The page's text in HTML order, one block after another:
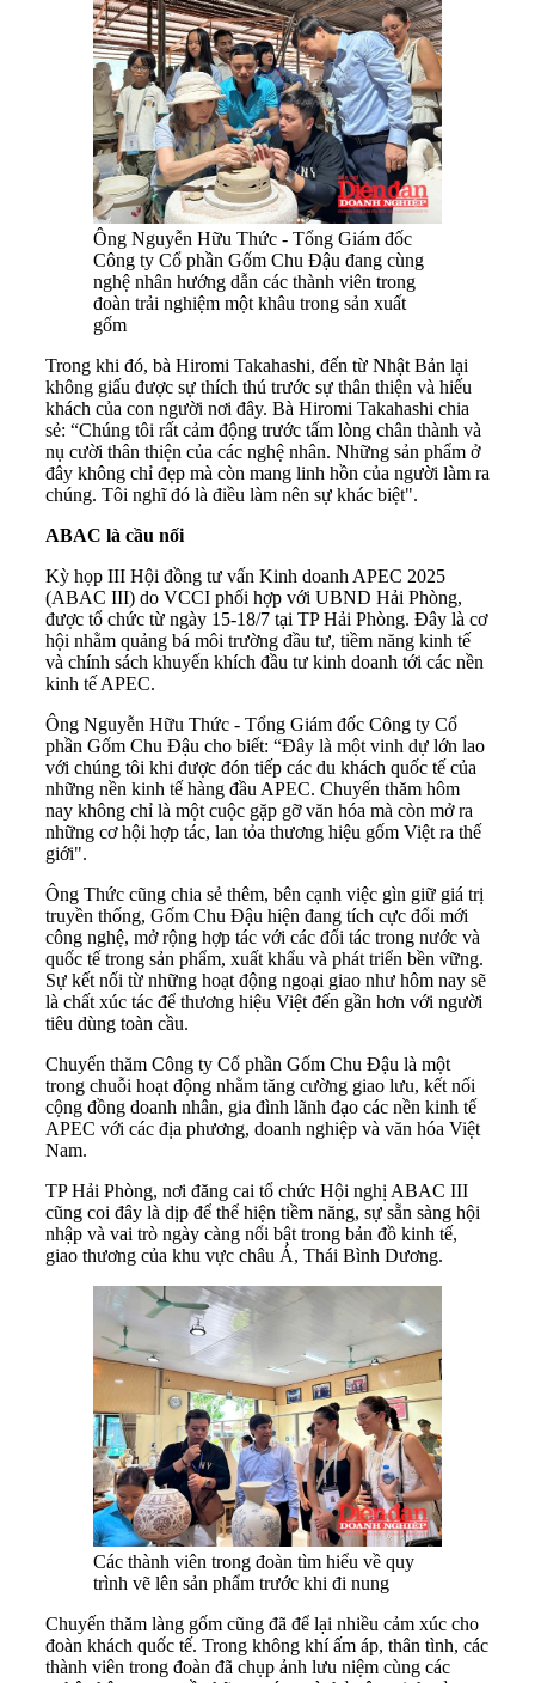
Ông Nguyễn Hữu Thức - Tổng Giám đốc
Công ty Cổ phần Gốm Chu Đậu đang cùng
nghệ nhân hướng dẫn các thành viên trong
đoàn trải nghiệm một khâu trong sản xuất
gốm
Trong khi đó, bà Hiromi Takahashi, đến từ Nhật Bản lại
không giấu được sự thích thú trước sự thân thiện và hiếu
khách của con người nơi đây. Bà Hiromi Takahashi chia
sẻ: “Chúng tôi rất cảm động trước tấm lòng chân thành và
nụ cười thân thiện của các nghệ nhân. Những sản phẩm ở
đây không chỉ đẹp mà còn mang linh hồn của người làm ra
chúng. Tôi nghĩ đó là điều làm nên sự khác biệt".
ABAC là cầu nối
Kỳ họp III Hội đồng tư vấn Kinh doanh APEC 2025
(ABAC III) do VCCI phối hợp với UBND Hải Phòng,
được tổ chức từ ngày 15-18/7 tại TP Hải Phòng. Đây là cơ
hội nhằm quảng bá môi trường đầu tư, tiềm năng kinh tế
và chính sách khuyến khích đầu tư kinh doanh tới các nền
kinh tế APEC.
Ông Nguyễn Hữu Thức - Tổng Giám đốc Công ty Cổ
phần Gốm Chu Đậu cho biết: “Đây là một vinh dự lớn lao
với chúng tôi khi được đón tiếp các du khách quốc tế của
những nền kinh tế hàng đầu APEC. Chuyến thăm hôm
nay không chỉ là một cuộc gặp gỡ văn hóa mà còn mở ra
những cơ hội hợp tác, lan tỏa thương hiệu gốm Việt ra thế
giới".
Ông Thức cũng chia sẻ thêm, bên cạnh việc gìn giữ giá trị
truyền thống, Gốm Chu Đậu hiện đang tích cực đổi mới
công nghệ, mở rộng hợp tác với các đối tác trong nước và
quốc tế trong sản phẩm, xuất khẩu và phát triển bền vững.
Sự kết nối từ những hoạt động ngoại giao như hôm nay sẽ
là chất xúc tác để thương hiệu Việt đến gần hơn với người
tiêu dùng toàn cầu.
Chuyến thăm Công ty Cổ phần Gốm Chu Đậu là một
trong chuỗi hoạt động nhằm tăng cường giao lưu, kết nối
cộng đồng doanh nhân, gia đình lãnh đạo các nền kinh tế
APEC với các địa phương, doanh nghiệp và văn hóa Việt
Nam.
TP Hải Phòng, nơi đăng cai tổ chức Hội nghị ABAC III
cũng coi đây là dịp để thể hiện tiềm năng, sự sẵn sàng hội
nhập và vai trò ngày càng nổi bật trong bản đồ kinh tế,
giao thương của khu vực châu Á, Thái Bình Dương.
Các thành viên trong đoàn tìm hiểu về quy
trình vẽ lên sản phẩm trước khi đi nung
Chuyến thăm làng gốm cũng đã để lại nhiều cảm xúc cho
đoàn khách quốc tế. Trong không khí ấm áp, thân tình, các
thành viên trong đoàn đã chụp ảnh lưu niệm cùng các